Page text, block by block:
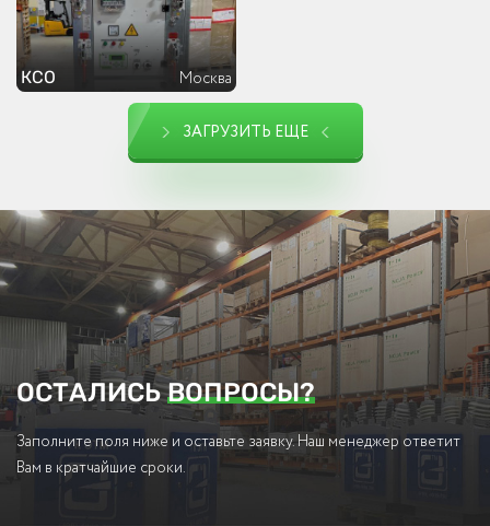
КСО Москва
ЗАГРУЗИТЬ ЕЩЕ
ОСТАЛИСЬВОПРОСЫ?
Заполните поля ниже и оставьте заявку. Наш менеджер ответит
Вам в кратчайшие сроки.